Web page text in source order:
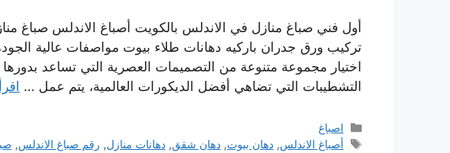
أول فني صباغ منازل في الاندلس بالكويت أصباغ الاندلس
تركيب ورق جدران باركيه دهانات طلاء بيوت مواصفات عالية
اختيار مجموعة متنوعة من التصميمات العصرية التي تساعد
التشطيبات التي تضاهي أفضل الديكورات العالمية، يتم عمل …
التصنيفات
اصباغ
الوسوم
أصباغ الاندلس,دهان بيوت,دهان شقق,دهانات منازل, رقم صباغ الاندلس,